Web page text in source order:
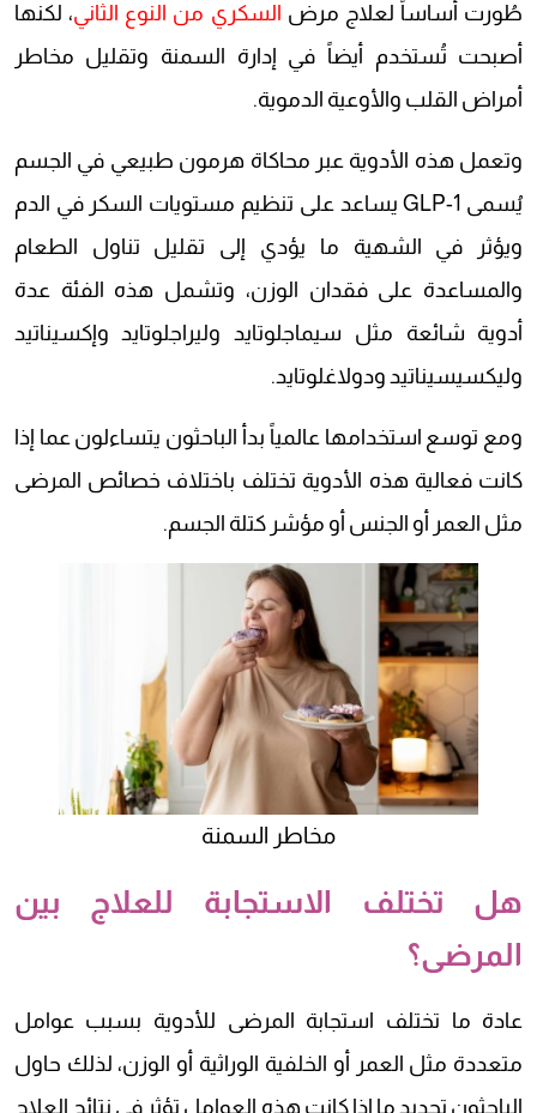
طُورت أساساً لعلاج مرض السكري من النوع الثاني، لكنها
أصبحت تُستخدم أيضاً في إدارة السمنة وتقليل مخاطر
أمراض القلب والأوعية الدموية.
وتعمل هذه الأدوية عبر محاكاة هرمون طبيعي في الجسم
يُسمى GLP-1 يساعد على تنظيم مستويات السكر في الدم
ويؤثر في الشهية ما يؤدي إلى تقليل تناول الطعام
والمساعدة على فقدان الوزن، وتشمل هذه الفئة عدة
أدوية شائعة مثل سيماجلوتايد وليراجلوتايد وإكسيناتيد
وليكسيسيناتيد ودولاغلوتايد.
ومع توسع استخدامها عالمياً بدأ الباحثون يتساءلون عما إذا
كانت فعالية هذه الأدوية تختلف باختلاف خصائص المرضى
مثل العمر أو الجنس أو مؤشر كتلة الجسم.
مخاطر السمنة
هل تختلف الاستجابة للعلاج بين
المرضى؟
عادة ما تختلف استجابة المرضى للأدوية بسبب عوامل
متعددة مثل العمر أو الخلفية الوراثية أو الوزن، لذلك حاول
الباحثون تحديد ما إذا كانت هذه العوامل تؤثر في نتائج العلاج